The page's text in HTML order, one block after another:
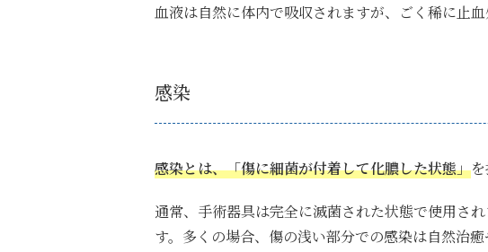
血液は自然に体内で吸収されますが、ごく稀に止血
感染
感染とは、「傷に細菌が付着して化膿した状態」
通常、手術器具は完全に滅菌された状態で使用さ
す。多くの場合、傷の浅い部分での感染は自然治